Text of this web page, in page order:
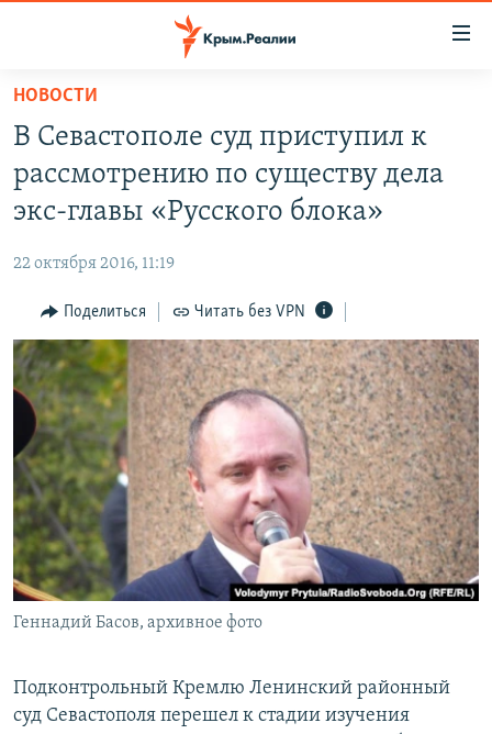
Вернуться
основному
содержанию
Вернутся
главной
навигации
Вернутся
поиску
11 ЛЕТ ОККУПАЦИИ КРЫМА. 11 ИСТОРИЙ СОПРОТИВЛЕНИЯ
ВОДА
ЕЩЕ
ИНТЕРАКТИВ
ИНФОГРАФИКА
ТЕЛЕПРОЕКТ КРЫМ.РЕАЛИИ
СОВЕТЫ ПРАВОЗАЩИТНИКОВ
ПРОПАВШИЕ БЕЗ ВЕСТИ
ПОБЕДИТЕЛЕЙ НЕ СУДЯТ?
КРЫМ.НЕПОКОРЕННЫЙ
ELIFBE
УКРАИНСКАЯ ПРОБЛЕМА КРЫМА
РАДІО СВОБОДА
КАК ОБОЙТИ БЛОКИРОВКУ
Українською
Qırımtatar
ПРИСОЕДИНЯЙТЕСЬ!
НОВОСТИ
В Севастополе суд приступил к
рассмотрению по существу дела
экс-главы «Русского блока»
22 октября 2016, 11:19
Поделиться Читать без VPN
Геннадий Басов, архивное фото
Подконтрольный Кремлю Ленинский районный
суд Севастополя перешел к стадии изучения